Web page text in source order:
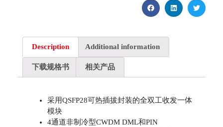
Description Additional information
下载规格书 相关产品
采用QSFP28可热插拔封装的全双工收发一体
模块
4通道非制冷型CWDM DML和PIN